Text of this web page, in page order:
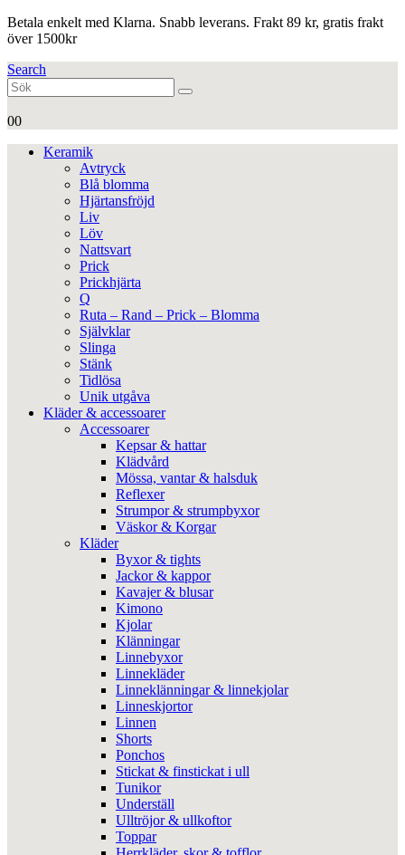
Betala enkelt med Klarna. Snabb leverans. Frakt 89 kr, gratis frakt
över 1500kr
Search
00
Keramik
Avtryck
Blå blomma
Hjärtansfröjd
Liv
Löv
Nattsvart
Prick
Prickhjärta
Q
Ruta – Rand – Prick – Blomma
Självklar
Slinga
Stänk
Tidlösa
Unik utgåva
Kläder & accessoarer
Accessoarer
Kepsar & hattar
Klädvård
Mössa, vantar & halsduk
Reflexer
Strumpor & strumpbyxor
Väskor & Korgar
Kläder
Byxor & tights
Jackor & kappor
Kavajer & blusar
Kimono
Kjolar
Klänningar
Linnebyxor
Linnekläder
Linneklänningar & linnekjolar
Linneskjortor
Linnen
Shorts
Ponchos
Stickat & finstickat i ull
Tunikor
Underställ
Ulltröjor & ullkoftor
Toppar